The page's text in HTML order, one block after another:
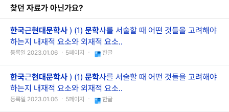
찾던 자료가 아닌가요?
한국근현대문학사 ) (1) 문학사를 서술할 때 어떤 것들을 고려해야
하는지 내재적 요소와 외재적 요소..
등록일 2023.01.06 ㆍ5페이지 ㆍ 한글
한국근현대문학사 ) (1) 문학사를 서술할 때 어떤 것들을 고려해야
하는지 내재적 요소와 외재적 요소..
등록일 2023.01.06 ㆍ5페이지 ㆍ 한글